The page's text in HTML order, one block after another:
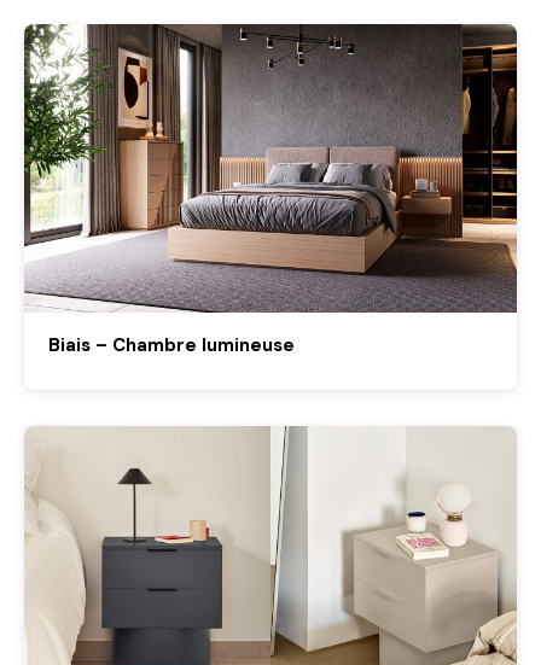
Biais – Chambre lumineuse